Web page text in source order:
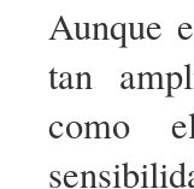
Aunque
tan
como